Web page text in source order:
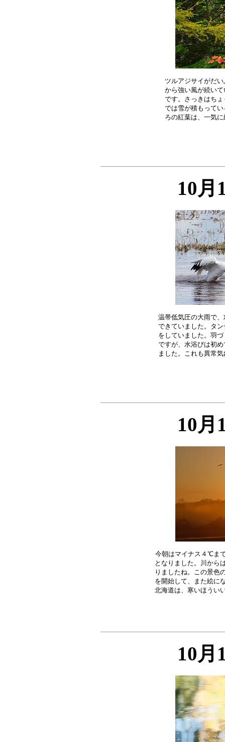
ツルアジサイがだ
から強い風が続い
です。さっきはち
では雪が積もって
10月
温帯低気圧の大雨で
できていました。タ
をしていました。羽
ですが、水浴びは初
10月
今朝はマイナス４℃ま
となりました。川から
りましたね。この景色
を開始して、また絵に
10月